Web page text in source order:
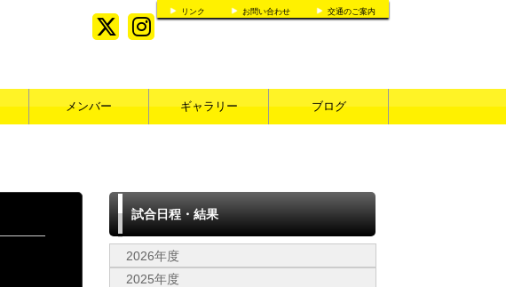
リンク お問い合わせ 交通のご案内
メンバー ギャラリー ブログ
試合日程・結果
2026年度
2025年度